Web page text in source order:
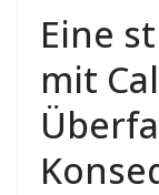
Eine
mit